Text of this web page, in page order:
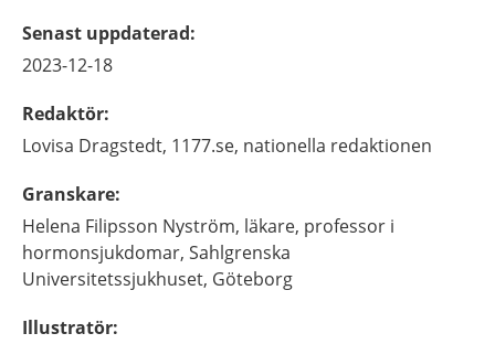
Senast uppdaterad:
2023-12-18
Redaktör:
Lovisa Dragstedt, 1177.se, nationella redaktionen
Granskare:
Helena Filipsson Nyström, läkare, professor i
hormonsjukdomar, Sahlgrenska
Universitetssjukhuset, Göteborg
Illustratör: